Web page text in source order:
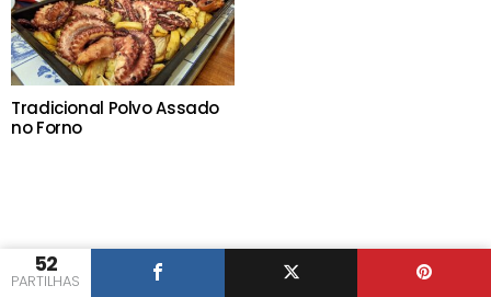
52
PARTILHAS
Tradicional Polvo Assado
no Forno